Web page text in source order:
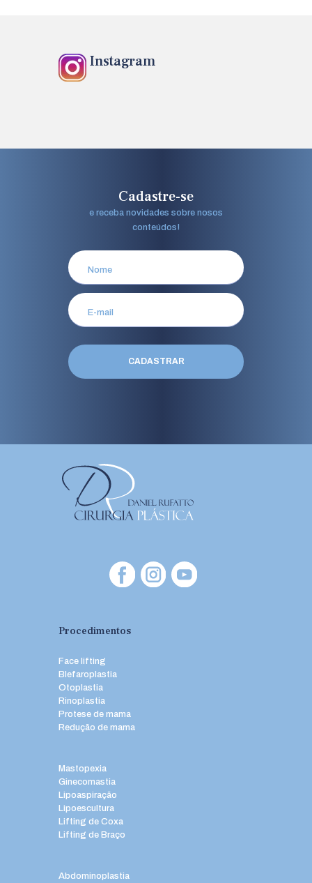
Instagram
Cadastre-se
e receba novidades sobre nosos
conteúdos!
Procedimentos
Face lifting
Blefaroplastia
Otoplastia
Rinoplastia
Protese de mama
Redução de mama
Mastopexia
Ginecomastia
Lipoaspiração
Lipoescultura
Lifting de Coxa
Lifting de Braço
Abdominoplastia